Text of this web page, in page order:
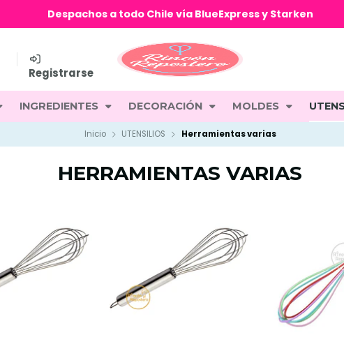
Registrarse
INGREDIENTES DECORACIÓN MOLDES
Despachos a todo Chile vía BlueExpress y Starken
Inicio UTENSILIOS Herramientas varias
HERRAMIENTAS VARIAS